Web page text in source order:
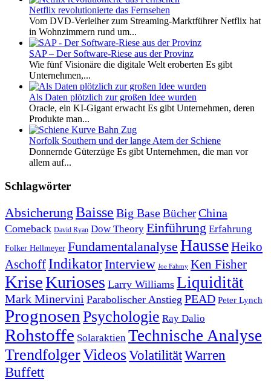
Netflix revolutionierte das Fernsehen
Vom DVD-Verleiher zum Streaming-Marktführer Netflix hat
in Wohnzimmern rund um...
SAP – Der Software-Riese aus der Provinz
Wie fünf Visionäre die digitale Welt eroberten Es gibt
Unternehmen,...
Als Daten plötzlich zur großen Idee wurden
Oracle, ein KI-Gigant erwacht Es gibt Unternehmen, deren
Produkte man...
Norfolk Southern und der lange Atem der Schiene
Donnernde Güterzüge Es gibt Unternehmen, die man vor
allem auf...
Schlagwörter
Absicherung Baisse Big BaseBücherChina
Comeback David Ryan Dow Theory Einführung Erfahrung
Folker Hellmeyer Fundamentalanalyse HausseHeiko
Aschoff IndikatorInterview Joe Fahmy Ken Fisher
KriseKurioses Larry Williams Liquidität
Mark Minervini Parabolischer Anstieg PEAD Peter Lynch
PrognosenPsychologie Ray Dalio
Rohstoffe Solaraktien Technische Analyse
TrendfolgerVideosVolatilitätWarren
Buffett